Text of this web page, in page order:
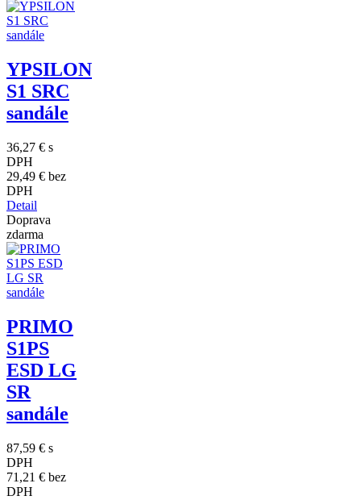
YPSILON
S1 SRC
sandále
36,27 € s
DPH
29,49 € bez
DPH
Detail
Doprava
zdarma
PRIMO
S1PS
ESD LG
SR
sandále
87,59 € s
DPH
71,21 € bez
DPH